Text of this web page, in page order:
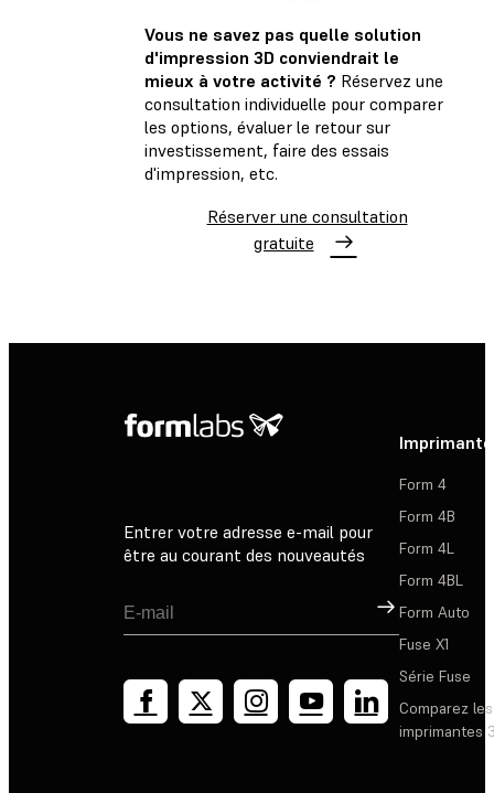
Vous ne savez pas quelle solution
d'impression 3D conviendrait le
mieux à votre activité ? Réservez une
consultation individuelle pour comparer
les options, évaluer le retour sur
investissement, faire des essais
d'impression, etc.
Réserver une consultation
gratuite
Entrer votre adresse e-mail pour
être au courant des nouveautés
Inscription
Form 4
Form 4B
Form 4L
Form 4BL
Form Auto
Fuse X1
Série Fuse
Comparez les
imprimantes